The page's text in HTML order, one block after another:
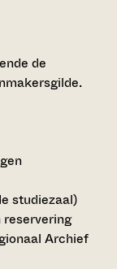
de
studiezaal)
reservering
Archief